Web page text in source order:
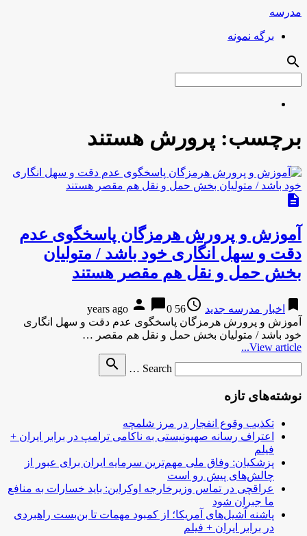
مدرسه
برگه نمونه
search
برچسب: پرورش هستند
description
آموزش و پرورش هرمزگان پاسخگوی عدم
دقت و سهل انگاری خود باشد / متولیان
بخش حمل و نقل هم مقصر هستند
bookmark اخبار مدرسه جدید access_time
56 years ago
person chat_bubble0
آموزش و پرورش هرمزگان پاسخگوی عدم دقت و سهل انگاری
خود باشد / متولیان بخش حمل و نقل هم مقصر …
View article...
Search …
search
نوشته‌های تازه
تکذیب وقوع انفجار در مرز شلمچه
اعتراف رسانه صهیونیستی به ناکامی ترامپ در برابر ایران +
فیلم
پزشکیان: وفاق ملی مهم‌ترین سرمایه ایران برای عبور از
چالش‌های پیش رو است
عراقچی در تماس وزیرخارجه اوکراین: باید خسارات به منافع
ما جبران شود
پاشنه آشیل‌های آمریکا؛ از کمبود مهمات تا بن‌بست راهبردی
در برابر ایران + فیلم